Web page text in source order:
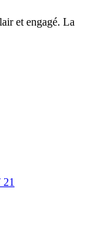
et engagé. La